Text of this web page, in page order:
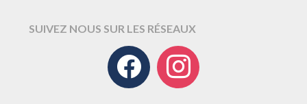
SUIVEZ NOUS SUR LES RÉSEAUX